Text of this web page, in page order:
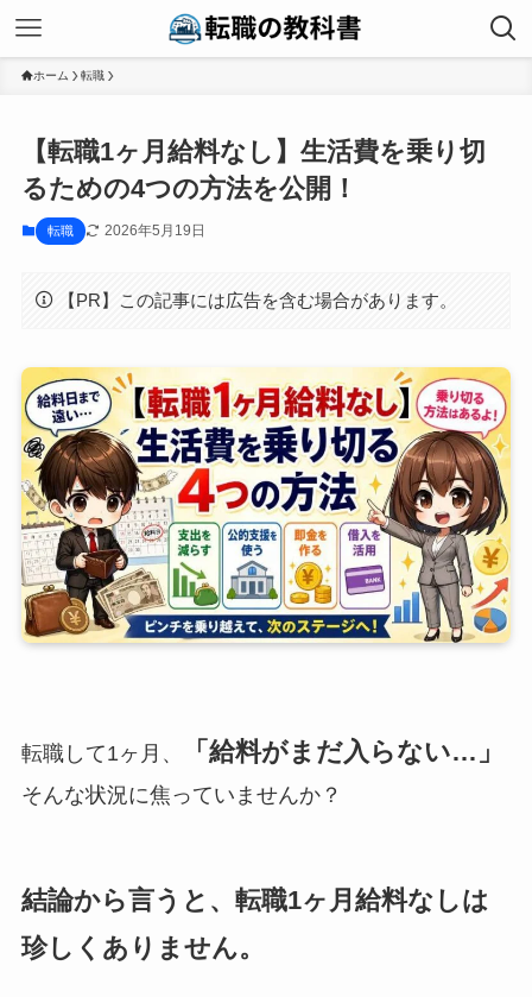
ホーム 転職
【転職1ヶ月給料なし】生活費を乗り切
るための4つの方法を公開！
転職 2026年5月19日
【PR】この記事には広告を含む場合があります。
転職して1ヶ月、 「給料がまだ入らない…」
そんな状況に焦っていませんか？
結論から言うと、転職1ヶ月給料なしは
珍しくありません。